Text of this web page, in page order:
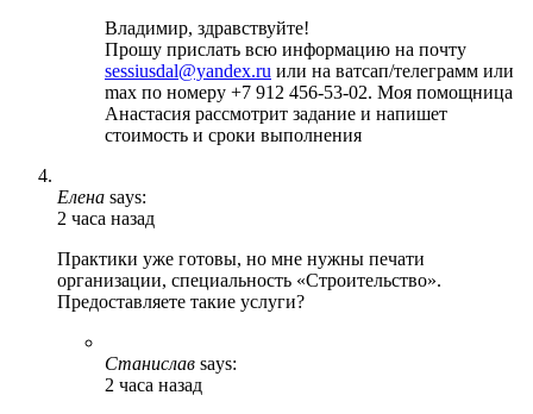
Владимир, здравствуйте!
Прошу прислать всю информацию на почту
sessiusdal@yandex.ru или на ватсап/телеграмм или
max по номеру +7 912 456-53-02. Моя помощница
Анастасия рассмотрит задание и напишет
стоимость и сроки выполнения
Елена says:
2 часа назад
Практики уже готовы, но мне нужны печати
организации, специальность «Строительство».
Предоставляете такие услуги?
Станислав says:
2 часа назад